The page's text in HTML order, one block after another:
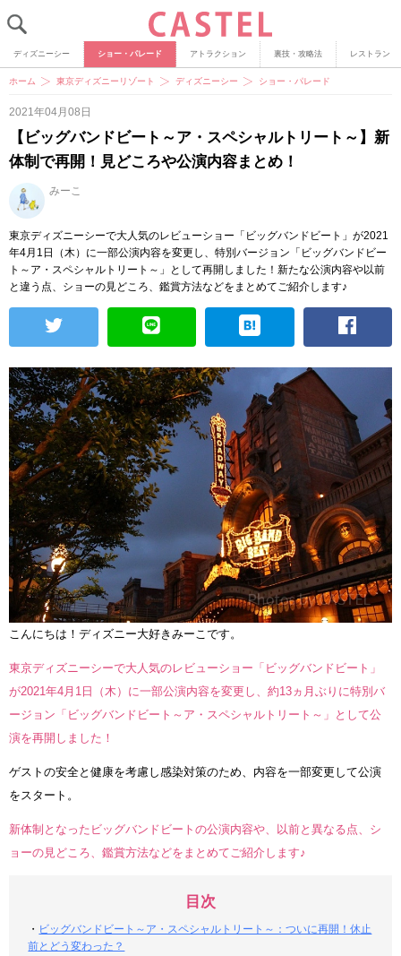
ディズニーシー ショー・パレード アトラクション 裏技・攻略法 レストラン
ホーム 東京ディズニーリゾート ディズニーシー ショー・パレード
2021年04月08日
【ビッグバンドビート～ア・スペシャルトリート～】新
体制で再開！見どころや公演内容まとめ！
みーこ
東京ディズニーシーで大人気のレビューショー「ビッグバンドビート」が2021
年4月1日（木）に一部公演内容を変更し、特別バージョン「ビッグバンドビー
ト～ア・スペシャルトリート～」として再開しました！新たな公演内容や以前
と違う点、ショーの見どころ、鑑賞方法などをまとめてご紹介します♪
こんにちは！ディズニー大好きみーこです。
東京ディズニーシーで大人気のレビューショー「ビッグバンドビート」
が2021年4月1日（木）に一部公演内容を変更し、約13ヵ月ぶりに特別バ
ージョン「ビッグバンドビート～ア・スペシャルトリート～」として公
演を再開しました！
ゲストの安全と健康を考慮し感染対策のため、内容を一部変更して公演
をスタート。
新体制となったビッグバンドビートの公演内容や、以前と異なる点、シ
ョーの見どころ、鑑賞方法などをまとめてご紹介します♪
目次
・ ビッグバンドビート～ア・スペシャルトリート～：ついに再開！休止
前とどう変わった？